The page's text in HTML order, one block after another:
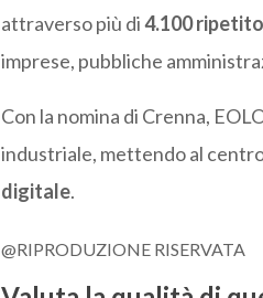
attraverso più di4.100
imprese, pubbliche
Con la nomina di Crenna,
industriale, mettendo al
digitale.
@RIPRODUZIONE RISERVATA